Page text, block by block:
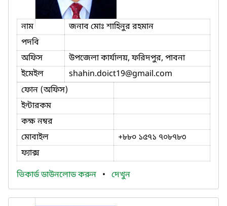
নাম
জনাব মোঃ শাহিনুর রহমান
পদবি
অফিস
উপজেলা কার্যালয়, ফরিদপুর, পাবনা
ইমেইল
shahin.doict19@gmail.com
ফোন (অফিস)
ইন্টারকম
কক্ষ নম্বর
মোবাইল
+৮৮০ ১৫৭১ ৭০৮৭৮৩
ফ্যাক্স
ভিকার্ড ডাউনলোড করুন • দেখুন